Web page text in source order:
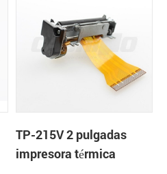
TP-215V 2 pulgadas
impresora térmica